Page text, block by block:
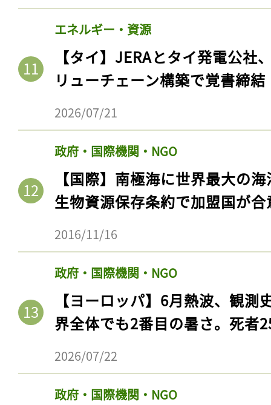
エネルギー・資源
【タイ】JERAとタイ発電公社
リューチェーン構築で覚書締結
2026/07/21
政府・国際機関・NGO
【国際】南極海に世界最大の
生物資源保存条約で加盟国が合
2016/11/16
政府・国際機関・NGO
【ヨーロッパ】6月熱波、観
界全体でも2番目の暑さ。死者
2026/07/22
政府・国際機関・NGO
記事をお気に入りに
ログインが必
会員登録